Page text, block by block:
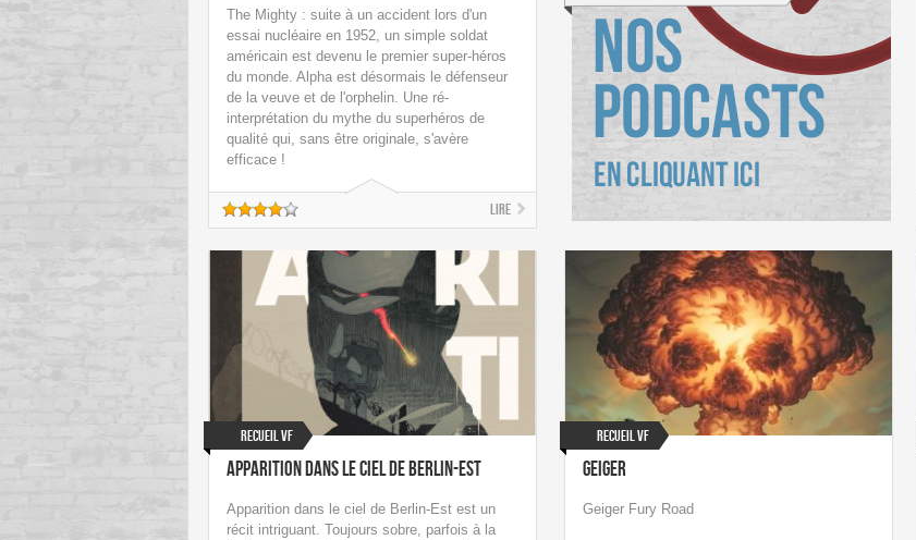
The Mighty : suite à un accident lors d'un
essai nucléaire en 1952, un simple soldat
américain est devenu le premier super-héros
du monde. Alpha est désormais le défenseur
de la veuve et de l'orphelin. Une ré-
interprétation du mythe du superhéros de
qualité qui, sans être originale, s'avère
efficace !
Lire
Recueil VF
Apparition dans le ciel de Berlin-Est
Apparition dans le ciel de Berlin-Est est un
récit intriguant. Toujours sobre, parfois à la
Recueil VF
Geiger
Geiger Fury Road